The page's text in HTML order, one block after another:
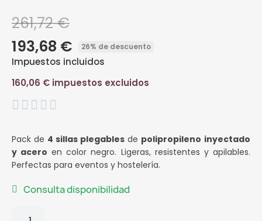
261,72 €
193,68 €
26% de descuento
Impuestos incluidos
160,06 € impuestos excluidos
    
Pack de 4 sillas plegables de polipropileno inyectado
y acero en color negro. Ligeras, resistentes y apilables.
Perfectas para eventos y hostelería.
Consulta disponibilidad